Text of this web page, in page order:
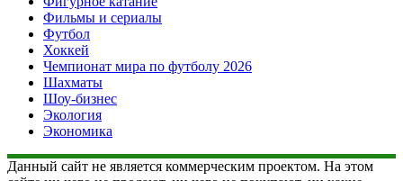
Фильмы и сериалы
Футбол
Хоккей
Чемпионат мира по футболу 2026
Шахматы
Шоу-бизнес
Экология
Экономика
Данный сайт не является коммерческим проектом. На этом